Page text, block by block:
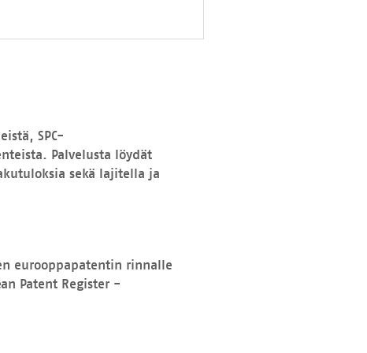
SPC-
Palvelusta löydät
sekä lajitella ja
eurooppapatentin rinnalle
Patent Register -